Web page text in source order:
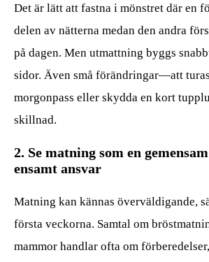
Det är lätt att fastna i mönstret där en
delen av nätterna medan den andra
på dagen. Men utmattning byggs
sidor. Även små förändringar—att
morgonpass eller skydda en kort
skillnad.
2. Se matning som en
ensamt ansvar
Matning kan kännas överväldigande,
första veckorna. Samtal om
mammor handlar ofta om